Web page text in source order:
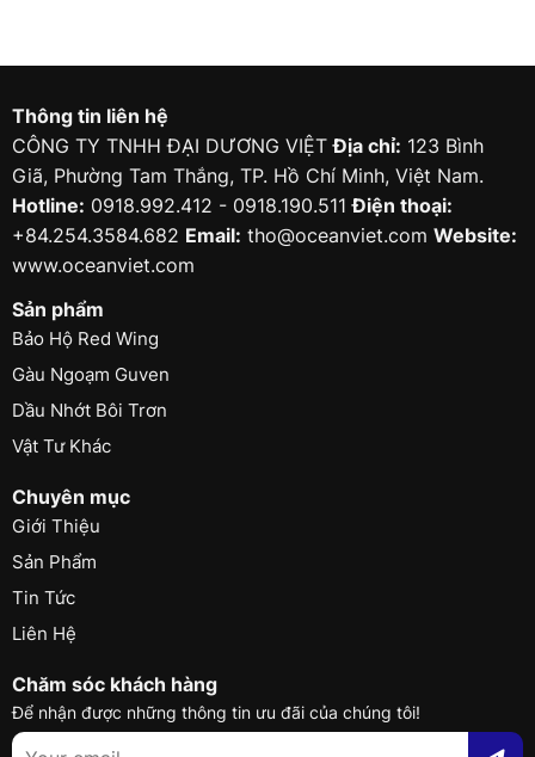
Thông tin liên hệ
CÔNG TY TNHH ĐẠI DƯƠNG VIỆTĐịa chỉ: 123 Bình
Giã, Phường Tam Thắng, TP. Hồ Chí Minh, Việt Nam.
Hotline: 0918.992.412 - 0918.190.511Điện thoại:
+84.254.3584.682 Email: tho@oceanviet.com Website:
www.oceanviet.com
Sản phẩm
Bảo Hộ Red Wing
Gàu Ngoạm Guven
Dầu Nhớt Bôi Trơn
Vật Tư Khác
Chuyên mục
Giới Thiệu
Sản Phẩm
Tin Tức
Liên Hệ
Chăm sóc khách hàng
Để nhận được những thông tin ưu đãi của chúng tôi!